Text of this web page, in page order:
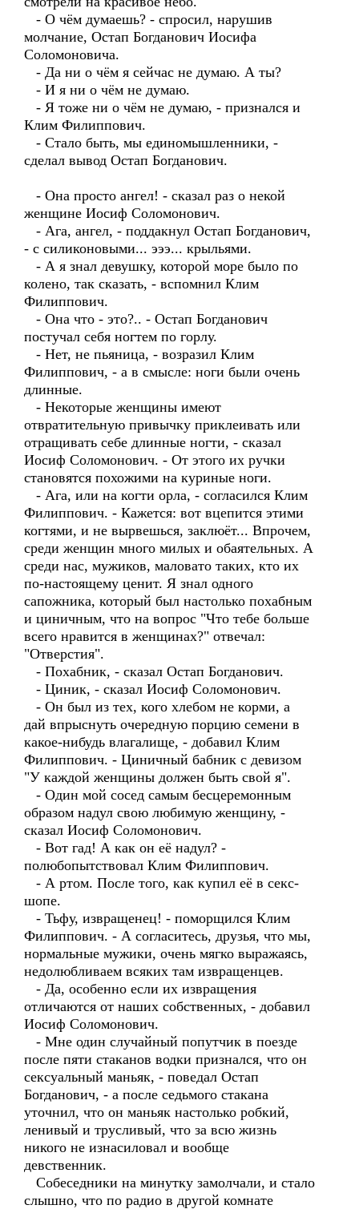
- О чём думаешь? - спросил, нарушив
молчание, Остап Богданович Иосифа
Соломоновича.
- Да ни о чём я сейчас не думаю. А ты?
- И я ни о чём не думаю.
- Я тоже ни о чём не думаю, - признался и
Клим Филиппович.
- Стало быть, мы единомышленники, -
сделал вывод Остап Богданович.
- Она просто ангел! - сказал раз о некой
женщине Иосиф Соломонович.
- Ага, ангел, - поддакнул Остап Богданович,
- с силиконовыми... эээ... крыльями.
- А я знал девушку, которой море было по
колено, так сказать, - вспомнил Клим
Филиппович.
- Она что - это?.. - Остап Богданович
постучал себя ногтем по горлу.
- Нет, не пьяница, - возразил Клим
Филиппович, - а в смысле: ноги были очень
длинные.
- Некоторые женщины имеют
отвратительную привычку приклеивать или
отращивать себе длинные ногти, - сказал
Иосиф Соломонович. - От этого их ручки
становятся похожими на куриные ноги.
- Ага, или на когти орла, - согласился Клим
Филиппович. - Кажется: вот вцепится этими
когтями, и не вырвешься, заклюёт... Впрочем,
среди женщин много милых и обаятельных. А
среди нас, мужиков, маловато таких, кто их
по-настоящему ценит. Я знал одного
сапожника, который был настолько похабным
и циничным, что на вопрос "Что тебе больше
всего нравится в женщинах?" отвечал:
"Отверстия".
- Похабник, - сказал Остап Богданович.
- Циник, - сказал Иосиф Соломонович.
- Он был из тех, кого хлебом не корми, а
дай впрыснуть очередную порцию семени в
какое-нибудь влагалище, - добавил Клим
Филиппович. - Циничный бабник с девизом
"У каждой женщины должен быть свой я".
- Один мой сосед самым бесцеремонным
образом надул свою любимую женщину, -
сказал Иосиф Соломонович.
- Вот гад! А как он её надул? -
полюбопытствовал Клим Филиппович.
- А ртом. После того, как купил её в секс-
шопе.
- Тьфу, извращенец! - поморщился Клим
Филиппович. - А согласитесь, друзья, что мы,
нормальные мужики, очень мягко выражаясь,
недолюбливаем всяких там извращенцев.
- Да, особенно если их извращения
отличаются от наших собственных, - добавил
Иосиф Соломонович.
- Мне один случайный попутчик в поезде
после пяти стаканов водки признался, что он
сексуальный маньяк, - поведал Остап
Богданович, - а после седьмого стакана
уточнил, что он маньяк настолько робкий,
ленивый и трусливый, что за всю жизнь
никого не изнасиловал и вообще
девственник.
Собеседники на минутку замолчали, и стало
слышно, что по радио в другой комнате